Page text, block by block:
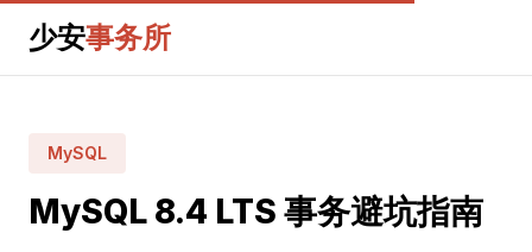
少安事务所
MySQL
MySQL 8.4 LTS 事务避坑指南